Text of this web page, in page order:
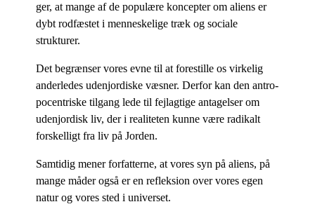
ger, at man­ge af de po­pu­læ­re kon­cep­ter om ali­ens er
dybt rod­fæ­stet i men­ne­ske­li­ge træk og so­ci­a­le
strukturer.
Det be­græn­ser vo­res evne til at fo­re­stil­le os vir­ke­lig
an­der­le­des udenjor­di­ske væs­ner. Der­for kan den an­tro­
po­cen­tri­ske til­gang lede til fejl­ag­ti­ge an­ta­gel­ser om
udenjor­disk liv, der i re­a­li­te­ten kun­ne være ra­di­kalt
for­skel­ligt fra liv på Jorden.
Sam­ti­dig me­ner for­fat­ter­ne, at vo­res syn på ali­ens, på
man­ge må­der også er en re­flek­sion over vo­res egen
na­tur og vo­res sted i universet.